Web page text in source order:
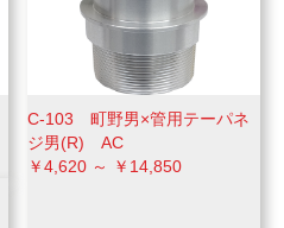
C-103 町野男×管用テーパネ
ジ男(R) AC
￥4,620 ～ ￥14,850